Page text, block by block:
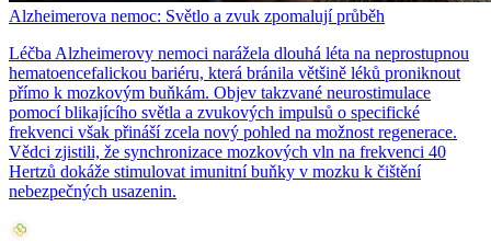
Alzheimerova nemoc: Světlo a zvuk zpomalují průběh
Léčba Alzheimerovy nemoci narážela dlouhá léta na neprostupnou
hematoencefalickou bariéru, která bránila většině léků proniknout
přímo k mozkovým buňkám. Objev takzvané neurostimulace
pomocí blikajícího světla a zvukových impulsů o specifické
frekvenci však přináší zcela nový pohled na možnost regenerace.
Vědci zjistili, že synchronizace mozkových vln na frekvenci 40
Hertzů dokáže stimulovat imunitní buňky v mozku k čištění
nebezpečných usazenin.